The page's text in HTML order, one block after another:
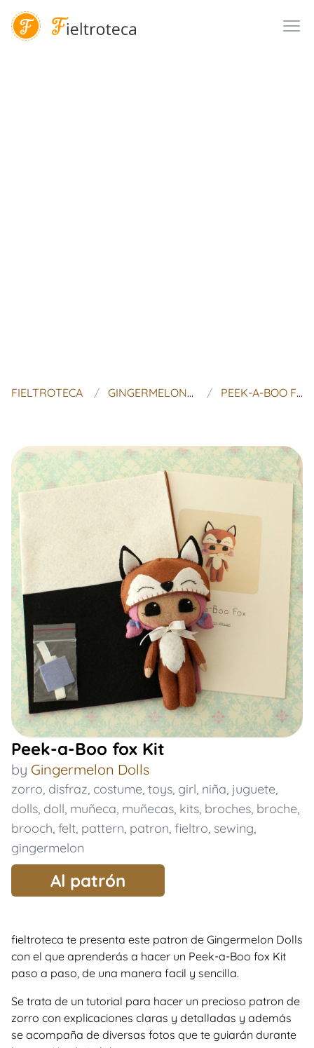
FIELTROTECA GINGERMELON DOLLS PEEK-A-BOO FOX KIT
Peek-a-Boo fox Kit
by Gingermelon Dolls
zorro, disfraz, costume, toys, girl, niña, juguete,
dolls, doll, muñeca, muñecas, kits, broches, broche,
brooch, felt, pattern, patron, fieltro, sewing,
gingermelon
Al patrón
fieltroteca te presenta este patron de Gingermelon Dolls
con el que aprenderás a hacer un Peek-a-Boo fox Kit
paso a paso, de una manera facil y sencilla.
Se trata de un tutorial para hacer un precioso patron de
zorro con explicaciones claras y detalladas y además
se acompaña de diversas fotos que te guiarán durante